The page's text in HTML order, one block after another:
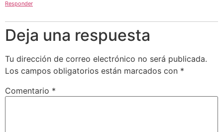
Responder
Deja una respuesta
Tu dirección de correo electrónico no será publicada.
Los campos obligatorios están marcados con *
Comentario *